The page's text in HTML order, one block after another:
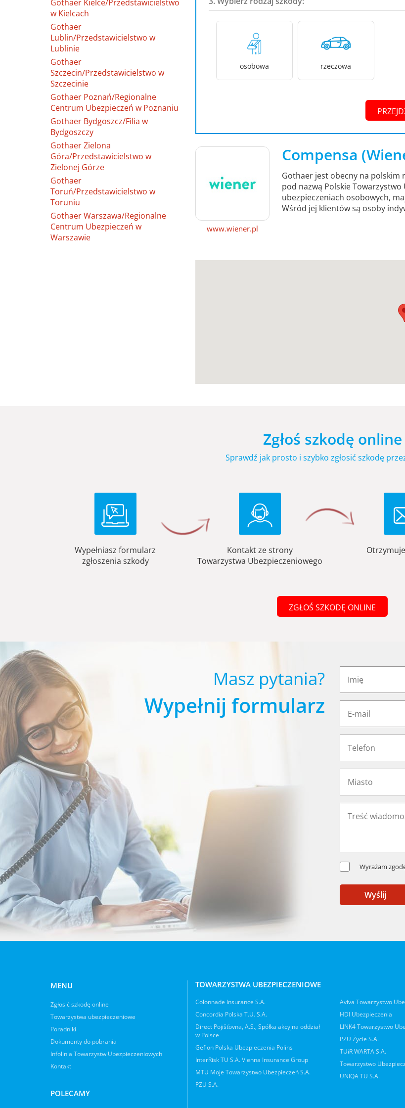
Gothaer Kielce/Przedstawicielstwo
w Kielcach
Gothaer
Lublin/Przedstawicielstwo w
Lublinie
Gothaer
Szczecin/Przedstawicielstwo w
Szczecinie
Gothaer Poznań/Regionalne
Centrum Ubezpieczeń w Poznaniu
Gothaer Bydgoszcz/Filia w
Bydgoszczy
Gothaer Zielona
Góra/Przedstawicielstwo w
Zielonej Górze
Gothaer
Toruń/Przedstawicielstwo w
Toruniu
Gothaer Warszawa/Regionalne
Centrum Ubezpieczeń w
Warszawie
osobowa rzeczowa
www.wiener.pl
Compensa
Gothaer jest obecny na polskim
pod nazwą Polskie
ubezpieczeniach osobowych,
Wśród jej klientów są osoby
Zgłoś szkodę online
Sprawdź jak prosto i szybko zgłosić szkodę
Wypełniasz formularz
zgłoszenia szkody
Kontakt ze strony
Towarzystwa Ubezpieczeniowego
ZGŁOŚ SZKODĘ ONLINE
Masz pytania?
Wypełnij formularz
Wyrażam
Wyślij
MENU
Zgłosić szkodę online
Towarzystwa ubezpieczeniowe
Poradniki
Dokumenty do pobrania
Infolinia Towarzystw Ubezpieczeniowych
Kontakt
POLECAMY
TOWARZYSTWA UBEZPIECZENIOWE
Colonnade Insurance S.A.
Concordia Polska T.U. S.A.
Direct Pojišťovna, A.S., Spółka akcyjna oddział
w Polsce
Gefion Polska Ubezpieczenia Polins
InterRisk TU S.A. Vienna Insurance Group
MTU Moje Towarzystwo Ubezpieczeń S.A.
PZU S.A.
Aviva Towarzystwo
HDI Ubezpieczenia
LINK4 Towarzystwo
PZU Życie S.A.
TUiR WARTA S.A.
Towarzystwo
UNIQA TU S.A.